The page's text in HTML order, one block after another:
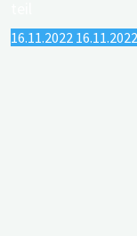
Bayern“
16.11.2022 16.11.2022